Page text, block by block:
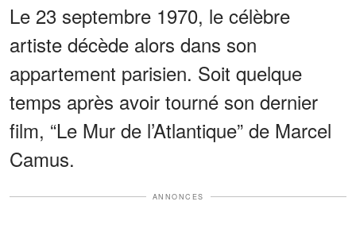
Le 23 septembre 1970, le célèbre
artiste décède alors dans son
appartement parisien. Soit quelque
temps après avoir tourné son dernier
film, “Le Mur de l’Atlantique” de Marcel
Camus.
ANNONCES